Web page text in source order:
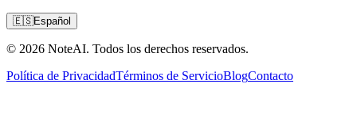
🇪🇸Español
© 2026 NoteAI. Todos los derechos reservados.
Política de PrivacidadTérminos de ServicioBlogContacto